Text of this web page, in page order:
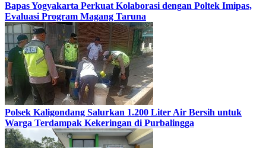
Bapas Yogyakarta Perkuat Kolaborasi dengan Poltek Imipas,
Evaluasi Program Magang Taruna
Polsek Kaligondang Salurkan 1.200 Liter Air Bersih untuk
Warga Terdampak Kekeringan di Purbalingga